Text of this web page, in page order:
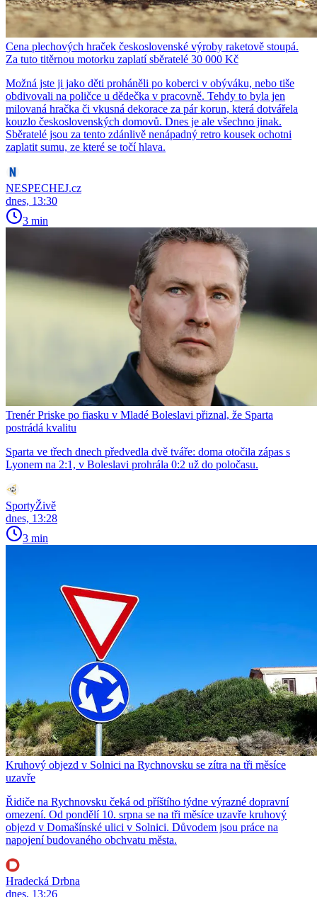
Cena plechových hraček československé výroby raketově stoupá.
Za tuto titěrnou motorku zaplatí sběratelé 30 000 Kč
Možná jste ji jako děti proháněli po koberci v obýváku, nebo tiše
obdivovali na poličce u dědečka v pracovně. Tehdy to byla jen
milovaná hračka či vkusná dekorace za pár korun, která dotvářela
kouzlo československých domovů. Dnes je ale všechno jinak.
Sběratelé jsou za tento zdánlivě nenápadný retro kousek ochotni
zaplatit sumu, ze které se točí hlava.
NESPECHEJ.cz
dnes, 13:30
3 min
Trenér Priske po fiasku v Mladé Boleslavi přiznal, že Sparta
postrádá kvalitu
Sparta ve třech dnech předvedla dvě tváře: doma otočila zápas s
Lyonem na 2:1, v Boleslavi prohrála 0:2 už do poločasu.
SportyŽivě
dnes, 13:28
3 min
Kruhový objezd v Solnici na Rychnovsku se zítra na tři měsíce
uzavře
Řidiče na Rychnovsku čeká od příštího týdne výrazné dopravní
omezení. Od pondělí 10. srpna se na tři měsíce uzavře kruhový
objezd v Domašínské ulici v Solnici. Důvodem jsou práce na
napojení budovaného obchvatu města.
Hradecká Drbna
dnes, 13:26